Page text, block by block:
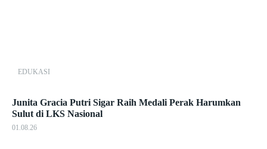
EDUKASI
Junita Gracia Putri Sigar Raih Medali Perak Harumkan
Sulut di LKS Nasional
01.08.26